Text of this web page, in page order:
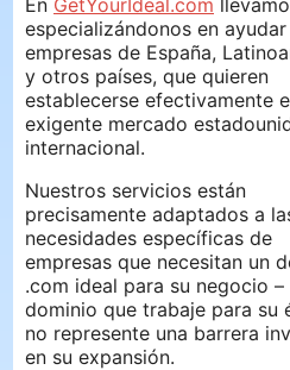
especializándonos en ayudar
empresas de España,
y otros países, que quieren
establecerse efectivamente
exigente mercado
internacional.
Nuestros servicios están
precisamente adaptados a
necesidades específicas de
empresas que necesitan un
.com ideal para su negocio –
dominio que trabaje para su
no represente una barrera
en su expansión.